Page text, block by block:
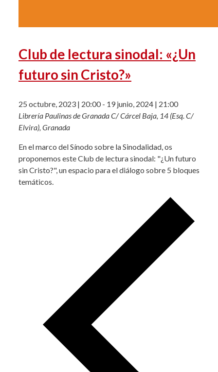
Club de lectura sinodal: «¿Un
futuro sin Cristo?»
25 octubre, 2023 | 20:00- 19 junio, 2024 | 21:00
Librería Paulinas de GranadaC/ Cárcel Baja, 14 (Esq. C/
Elvira), Granada
En el marco del Sínodo sobre la Sinodalidad, os
proponemos este Club de lectura sinodal: "¿Un futuro
sin Cristo?", un espacio para el diálogo sobre 5 bloques
temáticos.